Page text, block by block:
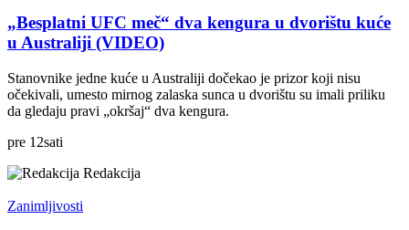
„Besplatni UFC meč“ dva kengura u dvorištu kuće
u Australiji (VIDEO)
Stanovnike jedne kuće u Australiji dočekao je prizor koji nisu
očekivali, umesto mirnog zalaska sunca u dvorištu su imali priliku
da gledaju pravi „okršaj“ dva kengura.
pre 12sati
Redakcija
Zanimljivosti